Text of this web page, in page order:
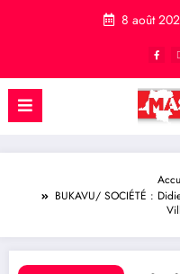
8 août
BUKAVU/ SOCIÉTÉ :